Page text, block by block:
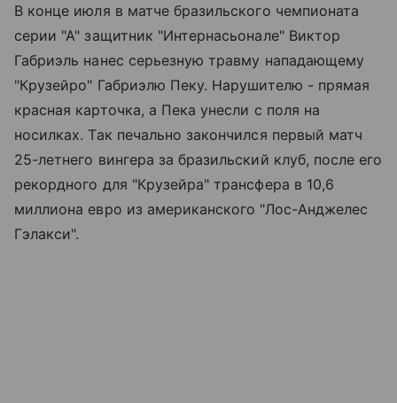
В конце июля в матче бразильского чемпионата
серии "А" защитник "Интернасьонале" Виктор
Габриэль нанес серьезную травму нападающему
"Крузейро" Габриэлю Пеку. Нарушителю - прямая
красная карточка, а Пека унесли с поля на
носилках. Так печально закончился первый матч
25-летнего вингера за бразильский клуб, после его
рекордного для "Крузейра" трансфера в 10,6
миллиона евро из американского "Лос-Анджелес
Гэлакси".